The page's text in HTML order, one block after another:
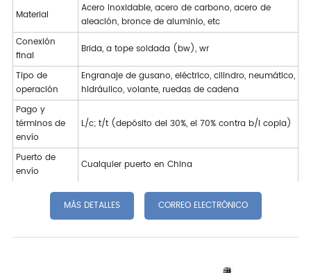
Material
Acero inoxidable, acero de carbono, acero de
aleación, bronce de aluminio, etc
Conexión
final
Brida, a tope soldada (bw), wr
Tipo de
operación
Engranaje de gusano, eléctrico, cilindro, neumático,
hidráulico, volante, ruedas de cadena
Pago y
términos de
envío
L/c; t/t (depósito del 30%, el 70% contra b/l copia)
Puerto de
envío
Cualquier puerto en China
MÁS DETALLES CORREO ELECTRÓNICO